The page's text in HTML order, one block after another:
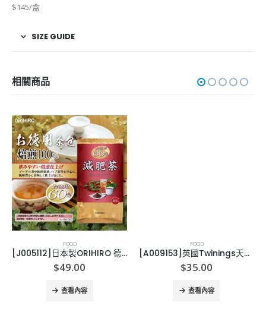
$145/盒
SIZE GUIDE
相關商品
FOOD
[J005112]日本製ORIHIRO 德用減肥茶(60包/袋)
$49.00
查看內容
FOOD
[A009153]英國Twinings天然冷泡水果茶
$35.00
查看內容